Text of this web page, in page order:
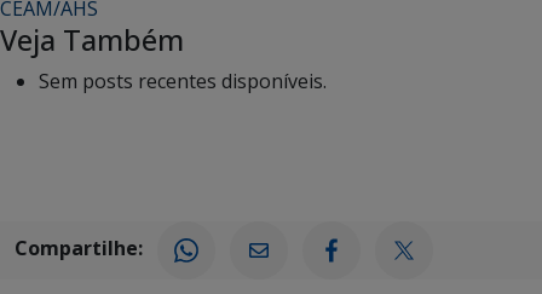
CEAM/AHS
Veja Também
Sem posts recentes disponíveis.
Compartilhe: